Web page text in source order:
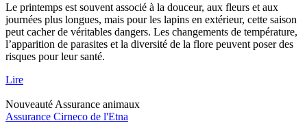
Le printemps est souvent associé à la douceur, aux fleurs et aux
journées plus longues, mais pour les lapins en extérieur, cette saison
peut cacher de véritables dangers. Les changements de température,
l’apparition de parasites et la diversité de la flore peuvent poser des
risques pour leur santé.
Lire
Nouveauté Assurance animaux
Assurance Cirneco de l'Etna